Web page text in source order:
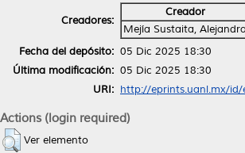
Creadores:
Creador
Mejía Sustaita, Alejandra
Fecha del depósito: 05 Dic 2025 18:30
Última modificación: 05 Dic 2025 18:30
URI: http://eprints.uanl.mx/
Actions (login required)
Ver elemento